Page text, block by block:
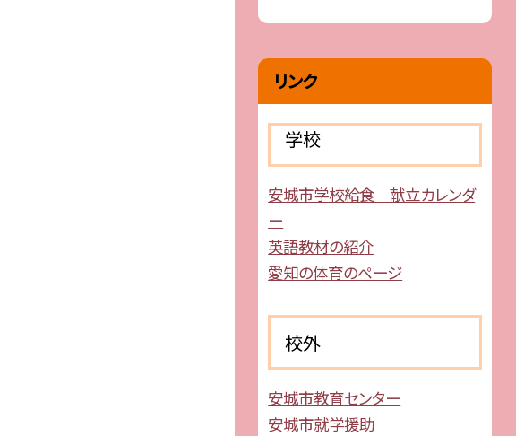
リンク
学校
安城市学校給食 献立カレンダ
ー
英語教材の紹介
愛知の体育のページ
校外
安城市教育センター
安城市就学援助